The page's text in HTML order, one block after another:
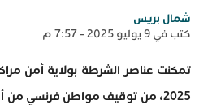
شمال بريس
كتب في 9 يوليو 2025 - 7:57 م